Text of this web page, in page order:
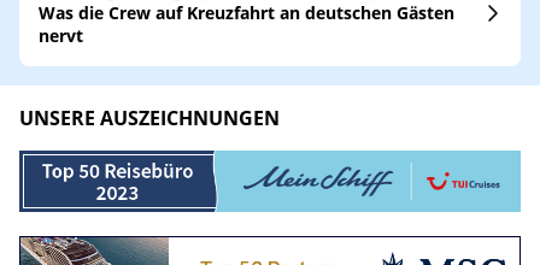
Was die Crew auf Kreuzfahrt an deutschen Gästen
nervt
UNSERE AUSZEICHNUNGEN